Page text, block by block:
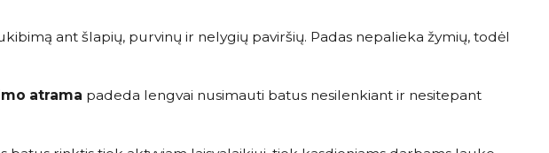
ant šlapių, purvinų ir nelygių paviršių. Padas nepalieka žymių, todėl
atrama padeda lengvai nusimauti batus nesilenkiant ir nesitepant